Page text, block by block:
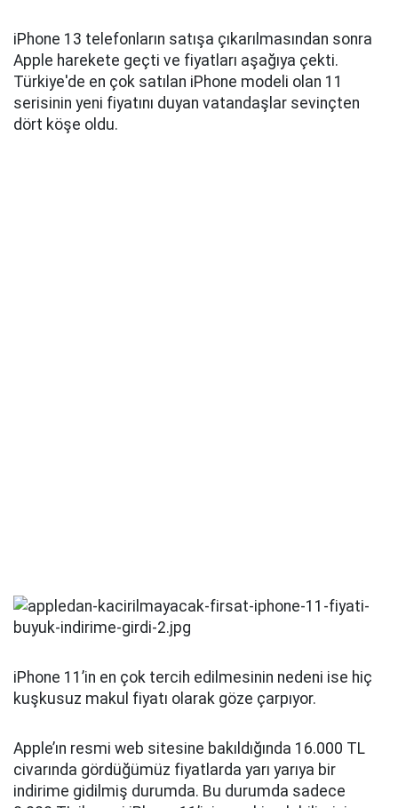
iPhone 13 telefonların satışa çıkarılmasından sonra
Apple harekete geçti ve fiyatları aşağıya çekti.
Türkiye'de en çok satılan iPhone modeli olan 11
serisinin yeni fiyatını duyan vatandaşlar sevinçten
dört köşe oldu.
iPhone 11’in en çok tercih edilmesinin nedeni ise hiç
kuşkusuz makul fiyatı olarak göze çarpıyor.
Apple’ın resmi web sitesine bakıldığında 16.000 TL
civarında gördüğümüz fiyatlarda yarı yarıya bir
indirime gidilmiş durumda. Bu durumda sadece